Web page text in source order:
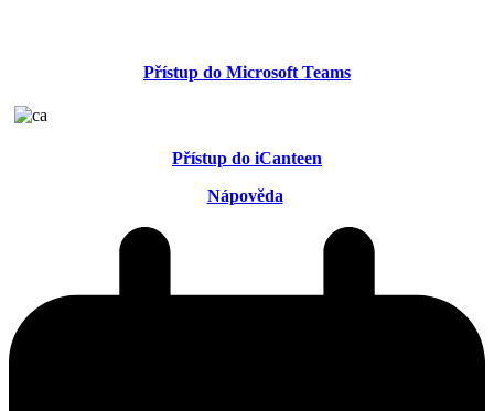
Přístup do Microsoft Teams
Přístup do iCanteen
Nápověda